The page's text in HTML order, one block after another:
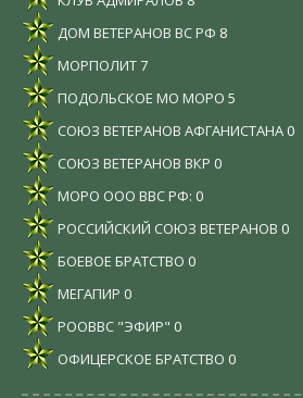
ДОМ ВЕТЕРАНОВ ВС РФ 8
МОРПОЛИТ7
ПОДОЛЬСКОЕ МО МОРО 5
СОЮЗ ВЕТЕРАНОВ АФГАНИСТАНА 0
СОЮЗ ВЕТЕРАНОВ ВКР 0
МОРО ООО ВВС РФ: 0
РОССИЙСКИЙ СОЮЗ ВЕТЕРАНОВ 0
БОЕВОЕ БРАТСТВО 0
МЕГАПИР 0
РООВВС "ЭФИР" 0
ОФИЦЕРСКОЕ БРАТСТВО 0